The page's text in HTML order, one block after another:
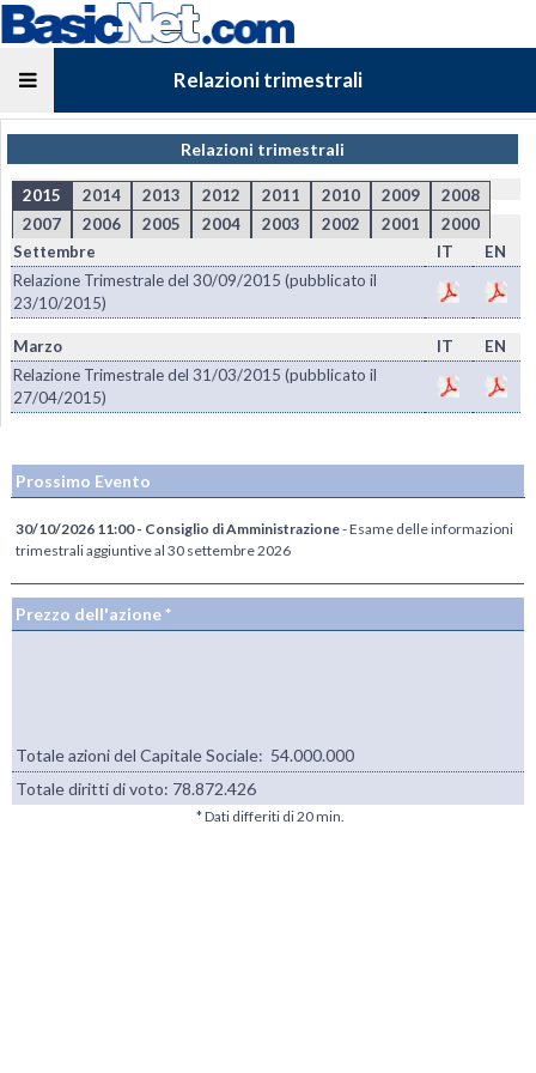
Relazioni trimestrali
Relazioni trimestrali
2015 2014 2013 2012 2011 2010 2009
2008
2007
2006 2005 2004 2003 2002 2001
2000
Settembre
IT
EN
Relazione Trimestrale del 30/09/2015 (pubblicato il
23/10/2015)
Marzo IT
EN
Relazione Trimestrale del 31/03/2015 (pubblicato il
27/04/2015)
Prossimo Evento
30/10/2026 11:00 - Consiglio di Amministrazione- Esame delle informazioni
trimestrali aggiuntive al 30 settembre 2026
Prezzo dell'azione *
Totale azioni del Capitale Sociale: 54.000.000
Totale diritti di voto: 78.872.426
* Dati differiti di 20 min.